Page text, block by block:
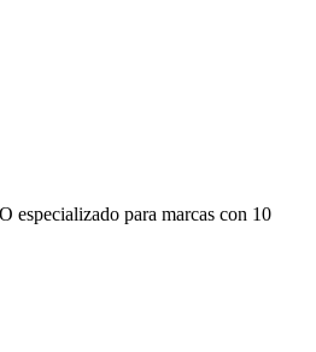
especializado para marcas con 10